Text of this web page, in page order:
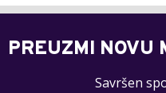
PREUZMI NOVU
Savršen